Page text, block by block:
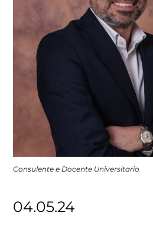
Consulente e Docente Universitario
04.05.24